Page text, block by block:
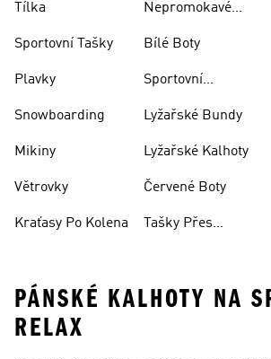
Tílka
Sportovní Tašky
Plavky
Snowboarding
Mikiny
Větrovky
Kraťasy Po Kolena
Nepromokavé
Bílé Boty
Sportovní
Lyžařské Bundy
Lyžařské Kalhoty
Červené Boty
Tašky Přes
PÁNSKÉ KALHOTY NA
RELAX